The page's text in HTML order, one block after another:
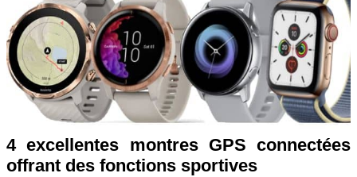
4 excellentes montres GPS connectées
offrant des fonctions sportives